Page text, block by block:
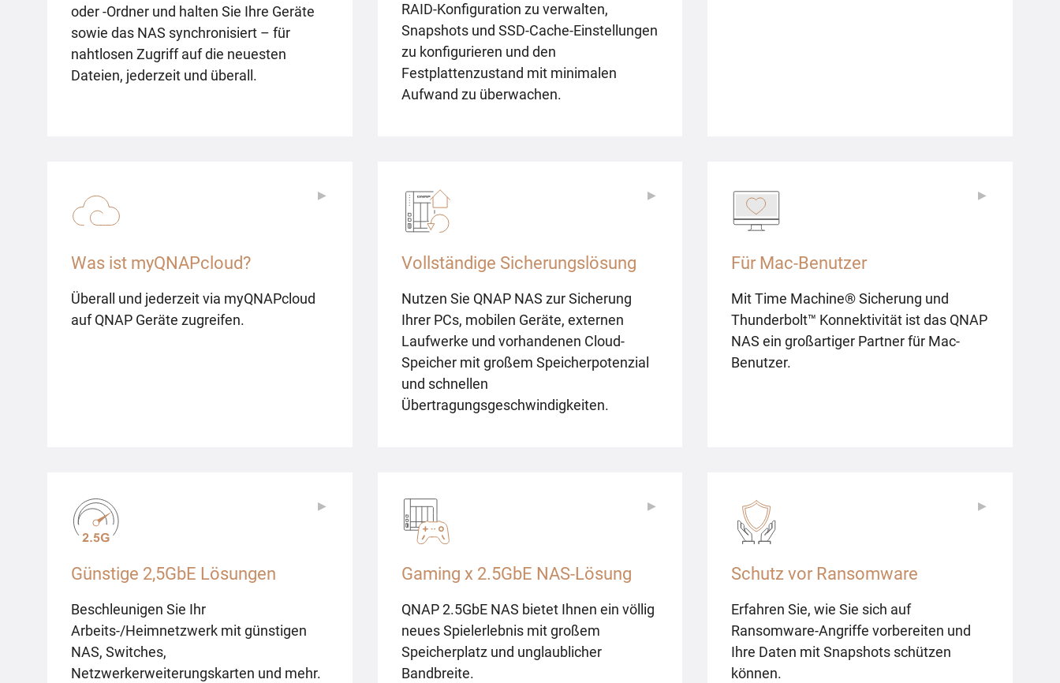
oder -Ordner und halten Sie Ihre Geräte
sowie das NAS synchronisiert – für
nahtlosen Zugriff auf die neuesten
Dateien, jederzeit und überall.
RAID-Konfiguration zu verwalten,
Snapshots und SSD-Cache-Einstellungen
zu konfigurieren und den
Festplattenzustand mit minimalen
Aufwand zu überwachen.
Was ist myQNAPcloud?
Überall und jederzeit via myQNAPcloud
auf QNAP Geräte zugreifen.
▶
Vollständige Sicherungslösung
Nutzen Sie QNAP NAS zur Sicherung
Ihrer PCs, mobilen Geräte, externen
Laufwerke und vorhandenen Cloud-
Speicher mit großem Speicherpotenzial
und schnellen
Übertragungsgeschwindigkeiten.
▶
Für Mac-Benutzer
Mit Time Machine® Sicherung und
Thunderbolt™ Konnektivität ist das QNAP
NAS ein großartiger Partner für Mac-
Benutzer.
▶
Günstige 2,5GbE Lösungen
Beschleunigen Sie Ihr
Arbeits-/Heimnetzwerk mit günstigen
NAS, Switches,
Netzwerkerweiterungskarten und mehr.
▶
Gaming x 2.5GbE NAS-Lösung
QNAP 2.5GbE NAS bietet Ihnen ein völlig
neues Spielerlebnis mit großem
Speicherplatz und unglaublicher
Bandbreite.
▶
Schutz vor Ransomware
Erfahren Sie, wie Sie sich auf
Ransomware-Angriffe vorbereiten und
Ihre Daten mit Snapshots schützen
können.
▶